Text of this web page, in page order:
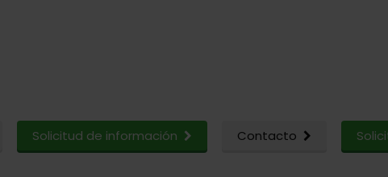
Solicitud de información Contacto